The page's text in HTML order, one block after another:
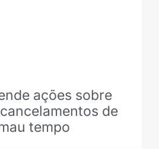
ações sobre
de
tempo